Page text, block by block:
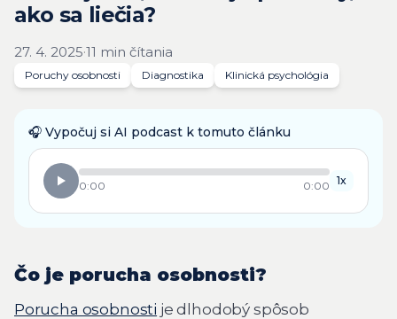
ako sa liečia?
27. 4. 2025·11 min čítania
Poruchy osobnosti Diagnostika Klinická psychológia
🎧 Vypočuj si AI podcast k tomuto článku
0:00 0:00 1x
Čo je porucha osobnosti?
Porucha osobnosti je dlhodobý spôsob